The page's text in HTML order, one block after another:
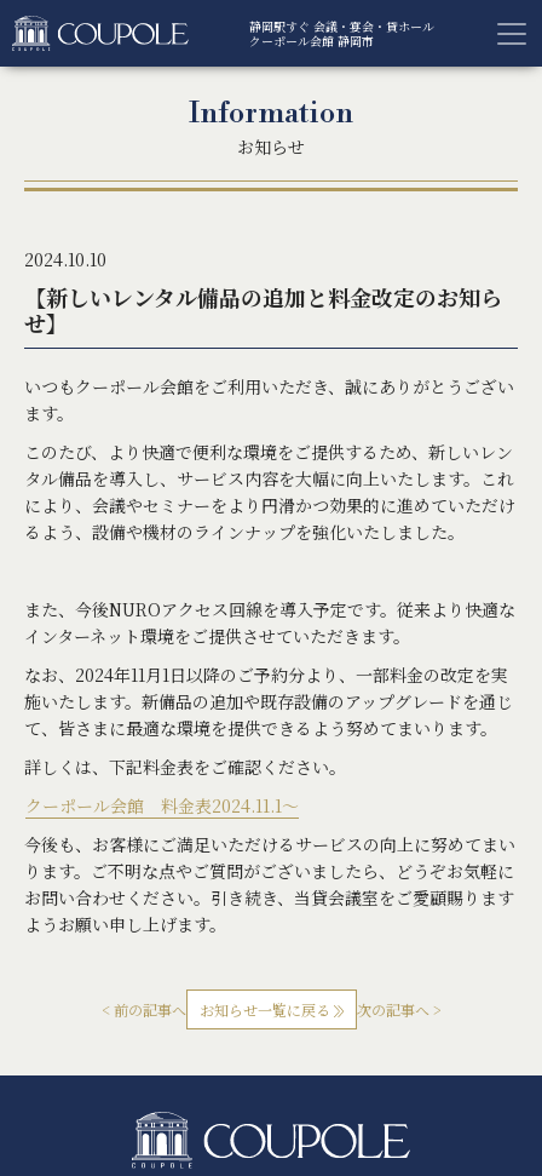
静岡駅すぐ 会議・宴会・貸ホール
クーポール会館 静岡市
Information
お知らせ
2024.10.10
【新しいレンタル備品の追加と料金改定のお知ら
せ】
いつもクーポール会館をご利用いただき、誠にありがとうござい
ます。
このたび、より快適で便利な環境をご提供するため、新しいレン
タル備品を導入し、サービス内容を大幅に向上いたします。これ
により、会議やセミナーをより円滑かつ効果的に進めていただけ
るよう、設備や機材のラインナップを強化いたしました。
また、今後NUROアクセス回線を導入予定です。従来より快適な
インターネット環境をご提供させていただきます。
なお、2024年11月1日以降のご予約分より、一部料金の改定を実
施いたします。新備品の追加や既存設備のアップグレードを通じ
て、皆さまに最適な環境を提供できるよう努めてまいります。
詳しくは、下記料金表をご確認ください。
クーポール会館 料金表2024.11.1～
今後も、お客様にご満足いただけるサービスの向上に努めてまい
ります。ご不明な点やご質問がございましたら、どうぞお気軽に
お問い合わせください。引き続き、当貸会議室をご愛顧賜ります
ようお願い申し上げます。
< 前の記事へ お知らせ一覧に戻る 次の記事へ >